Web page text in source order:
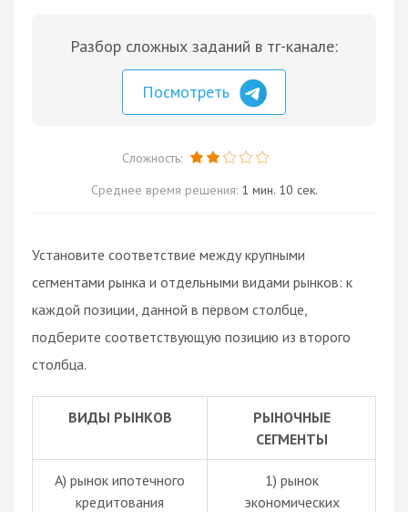
Разбор сложных заданий в тг-канале:
Посмотреть
Сложность:
Среднее время решения: 1 мин. 10 сек.
Установите соответствие между крупными
сегментами рынка и отдельными видами рынков: к
каждой позиции, данной в первом столбце,
подберите соответствующую позицию из второго
столбца.
ВИДЫ РЫНКОВ
РЫНОЧНЫЕ
СЕГМЕНТЫ
А) рынок ипотечного
кредитования
1) рынок
экономических